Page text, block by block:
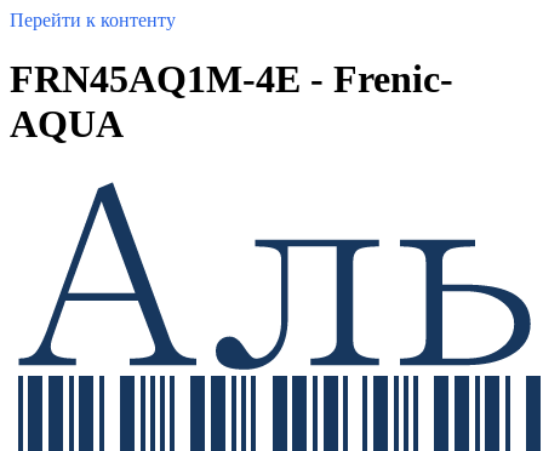
Перейти к контенту
FRN45AQ1M-4E - Frenic-
AQUA